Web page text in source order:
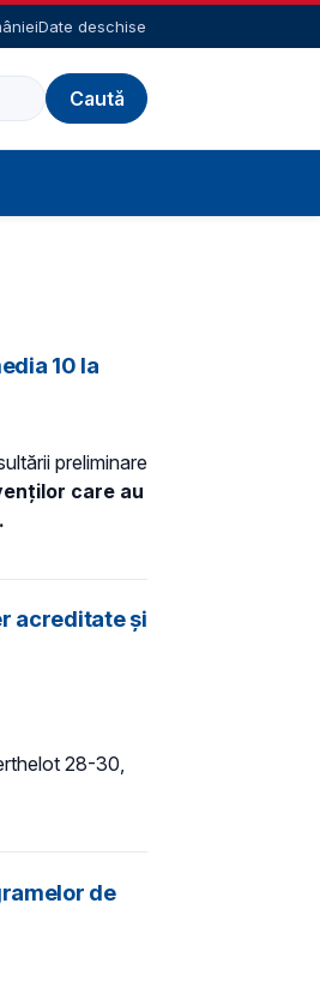
Date deschise
10 la
preliminare
care au
acreditate şi
28-30,
de